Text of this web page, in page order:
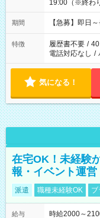
19:00（※終わ
期間 【急募】即日
特徴 履歴書不要 /
電話対応なし /
気になる！
在宅OK！未経験
報・イベント運営
派遣 職種未経験OK ブ
給与
時給2000～